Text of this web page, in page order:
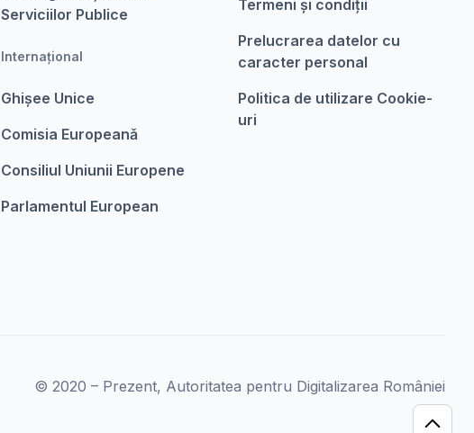
Serviciilor Publice
Internațional
Ghișee Unice
Comisia Europeanǎ
Consiliul Uniunii Europene
Parlamentul European
Termeni şi condiții
Prelucrarea datelor cu
caracter personal
Politica de utilizare Cookie-
uri
© 2020 – Prezent, Autoritatea pentru Digitalizarea României